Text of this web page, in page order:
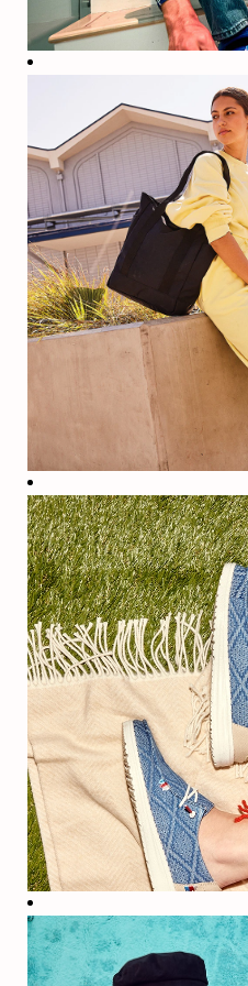
Welzijn
Je
lichamelijke,
financiële,
sociale en
emotionele
gezondheid
zijn allemaal
met elkaar
verbonden.
Daarom
bieden we een
robuust
welzijnsprogramma
dat op jou als
geheel is
gericht.
Lifestyle
Geen enkel
leven is
hetzelfde, dus
iedereen
heeft weer
behoefte aan
andere
arbeidsvoorwaarden.
Wanneer je bij
Crocs, Inc.
komt werken,
heb je
toegang tot
middelen die
op jou als